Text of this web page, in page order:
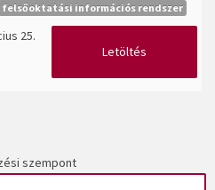
felsőoktatási információs rendszer
25.
Letöltés
szempont